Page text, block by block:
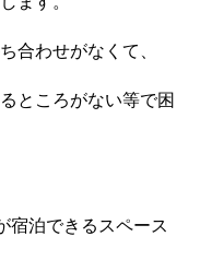
合わせがなくて、
ところがない等で困
宿泊できるスペース